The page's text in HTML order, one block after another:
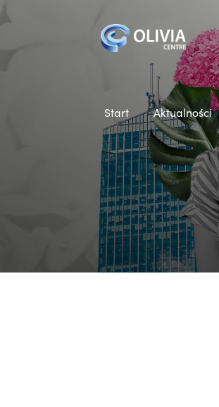
Start Aktualności